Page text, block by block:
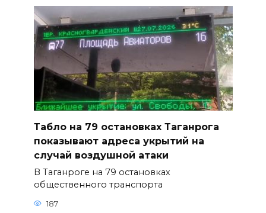
Табло на 79 остановках Таганрога
показывают адреса укрытий на
случай воздушной атаки
В Таганроге на 79 остановках
общественного транспорта
187